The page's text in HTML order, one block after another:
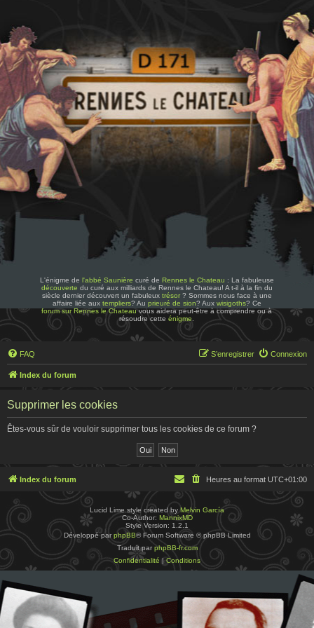
L'énigme de l'abbé Saunière curé de Rennes le Chateau : La fabuleuse
découverte du curé aux milliards de Rennes le Chateau! A t-il à la fin du
siècle dernier découvert un fabuleux trésor? Sommes nous face à une
affaire liée aux templiers? Au prieuré de sion? Aux wisigoths? Ce
forum sur Rennes le Chateauvous aidera peut-être à comprendre ou à
résoudre cetteénigme
FAQ Connexion
S’enregistrer
Index du forum
Supprimer les cookies
Êtes-vous sûr de vouloir supprimer tous les cookies de ce forum ?
Index du forum Heures au format UTC+01:00
Lucid Lime style created byMelvin García
Co-Author: MannixMD
Style Version: 1.2.1
Développé par phpBB® Forum Software © phpBB Limited
Traduit par phpBB-fr.com
Confidentialité | Conditions